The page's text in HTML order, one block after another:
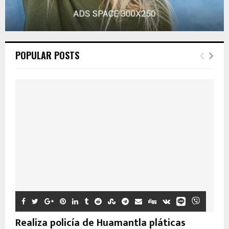
POPULAR POSTS
Realiza policía de Huamantla pláticas